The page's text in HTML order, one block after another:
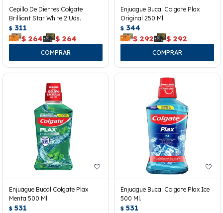
Cepillo De Dientes Colgate
Brilliant Star White 2 Uds.
$ 311
$ 264 $ 264
Enjuague Bucal Colgate Plax
Original 250 Ml.
$ 344
$ 292 $ 292
Enjuague Bucal Colgate Plax
Menta 500 Ml.
$ 531
Enjuague Bucal Colgate Plax Ice
500 Ml.
$ 531